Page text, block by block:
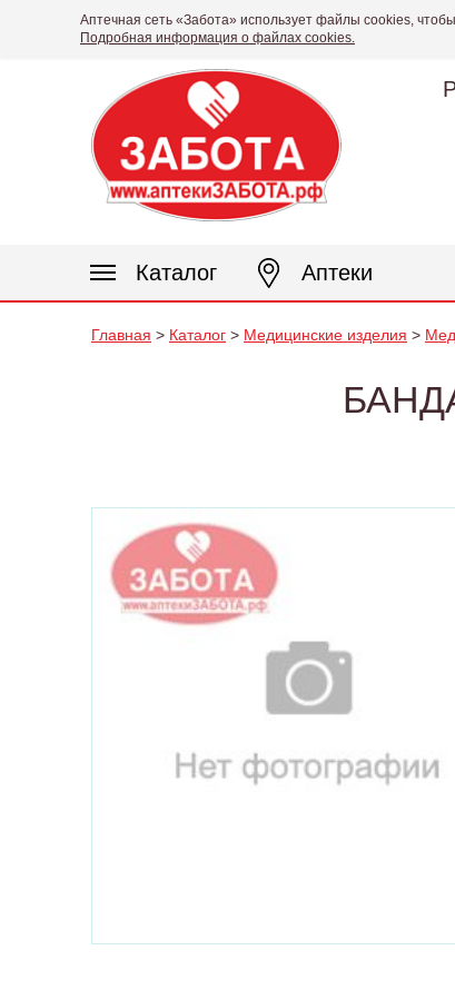
Аптечная сеть «Забота» использует файлы cookies,
Подробная информация о файлах cookies.
Каталог Аптеки
Главная > Каталог > Медицинские изделия >